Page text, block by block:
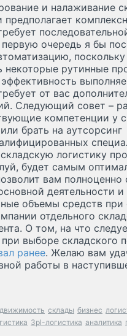
и налаживание
предполагает
очередь я бы
некоторые рутинные
от вас
Следующий совет –
компетенции у
брать на аутсорсинг
логистику
будет самым
вам полноценно
деятельности и
объемы средств
отдельного
О том, на что
выборе складского
ранее. Желаю вам
работы в
склады бизнес
3pl-логистика аналитика